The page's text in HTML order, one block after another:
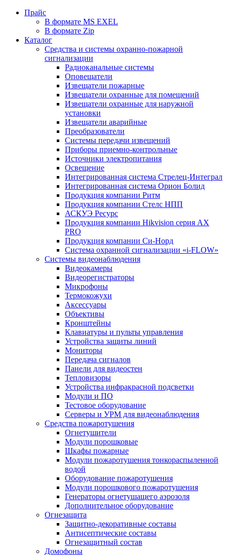
Прайс
В формате MS EXEL
В формате Zip
Каталог
Средства и системы охранно-пожарной
сигнализации
Радиоканальные системы
Оповещатели
Извещатели пожарные
Извещатели охранные для помещений
Извещатели охранные для наружной
установки
Извещатели аварийные
Преобразователи
Системы передачи извещений
Приборы приемно-контрольные
Источники электропитания
Освещение
Интегрированная система Стрелец-Интеграл
Интегрированная система Орион Болид
Продукция компании Ритм
Продукция компании Стелс НПП
АСКУЭ Ресурс
Продукция компании Hikvision серия AX
PRO
Продукция компании Си-Норд
Система охранной сигнализации «i-FLOW»
Системы видеонаблюдения
Видеокамеры
Видеорегистраторы
Микрофоны
Термокожухи
Аксессуары
Объективы
Кронштейны
Клавиатуры и пульты управления
Устройства защиты линий
Мониторы
Передача сигналов
Панели для видеостен
Тепловизоры
Устройства инфракрасной подсветки
Модули и ПО
Тестовое оборудование
Серверы и УРМ для видеонаблюдения
Средства пожаротушения
Огнетушители
Модули порошковые
Шкафы пожарные
Модули пожаротушения тонкораспыленной
водой
Оборудование пожаротушения
Модули порошкового пожаротушения
Генераторы огнетушащего аэрозоля
Дополнительное оборудование
Огнезащита
Защитно-декоративные составы
Антисептические составы
Огнезащитный состав
Домофоны